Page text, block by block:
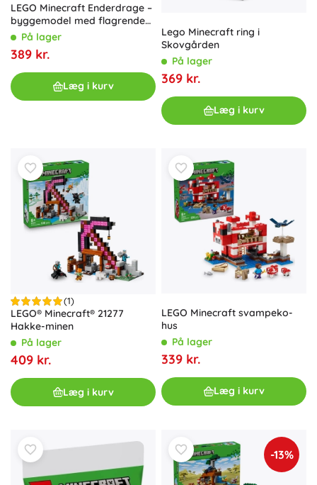
LEGO Minecraft Enderdrage –
byggemodel med flagrende
vinger
På lager
389 kr.
Læg i kurv
Lego Minecraft ring i
Skovgården
På lager
369 kr.
Læg i kurv
(1)
LEGO® Minecraft® 21277
Hakke-minen
På lager
409 kr.
Læg i kurv
LEGO Minecraft svampeko-
hus
På lager
339 kr.
Læg i kurv
-13%